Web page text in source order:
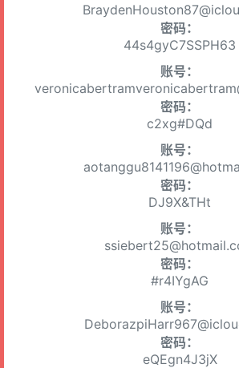
密码：
44s4gyC7SSPH63
账号：
密码：
c2xg#DQd
账号：
密码：
DJ9X&THt
账号：
密码：
#r4IYgAG
账号：
密码：
eQEgn4J3jX